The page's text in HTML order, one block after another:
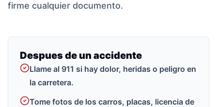
firme cualquier documento.
Despues de un accidente
Llame al 911 si hay dolor, heridas o peligro en
la carretera.
Tome fotos de los carros, placas, licencia de